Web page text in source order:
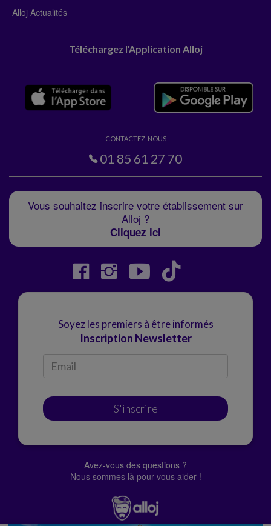
Alloj Actualités
Téléchargez l'Application Alloj
CONTACTEZ-NOUS
01 85 61 27 70
Vous souhaitez inscrire votre établissement sur
Alloj ?
Cliquez ici
Soyez les premiers à être informés
Inscription Newsletter
S'inscrire
Avez-vous des questions ?
Nous sommes là pour vous aider !